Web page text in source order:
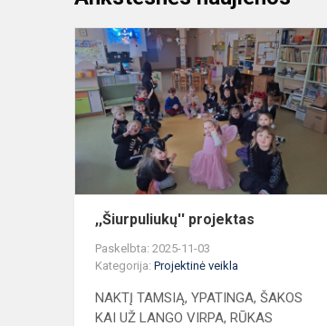
,,Šiurpuliukų'' projektas
Paskelbta: 2025-11-03
Kategorija: Projektinė veikla
NAKTĮ TAMSIĄ, YPATINGA, ŠAKOS
KAI UŽ LANGO VIRPA, RŪKAS